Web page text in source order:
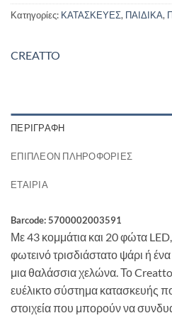
Κατηγορίες: ΚΑΤΑΣΚΕΥΕΣ, ΠΑΙΔΙΚΑ,
CREATTO
ΠΕΡΙΓΡΑΦΉ
ΕΠΙΠΛΈΟΝ ΠΛΗΡΟΦΟΡΊΕΣ
ΕΤΑΙΡΊΑ
Barcode: 5700002003591
Με 43 κομμάτια και 20 φώτα LED,
φωτεινό τρισδιάστατο ψάρι ή
μια θαλάσσια χελώνα. Το Creatto
ευέλικτο σύστημα κατασκευής
στοιχεία που μπορούν να